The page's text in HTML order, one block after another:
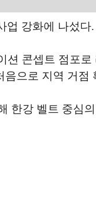
업 강화에 나섰다.
션 콘셉트 점포
으로 지역 거점
한강 벨트 중심